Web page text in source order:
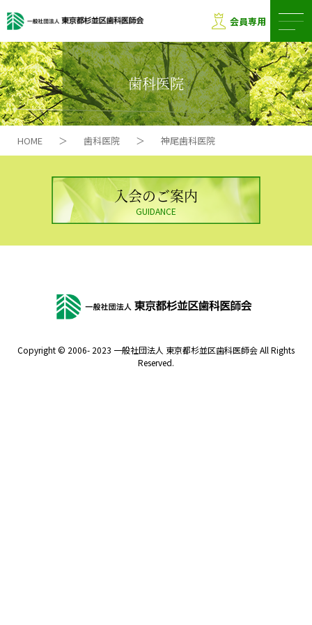
会員専用
歯科医院
HOME ＞ 歯科医院 ＞ 神尾歯科医院
入会のご案内
GUIDANCE
Copyright © 2006- 2023 一般社団法人 東京都杉並区歯科医師会 All Rights
Reserved.